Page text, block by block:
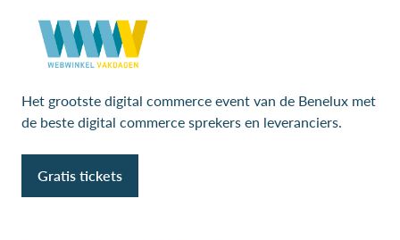
Het grootste digital commerce event van de Benelux met
de beste digital commerce sprekers en leveranciers.
Gratis tickets